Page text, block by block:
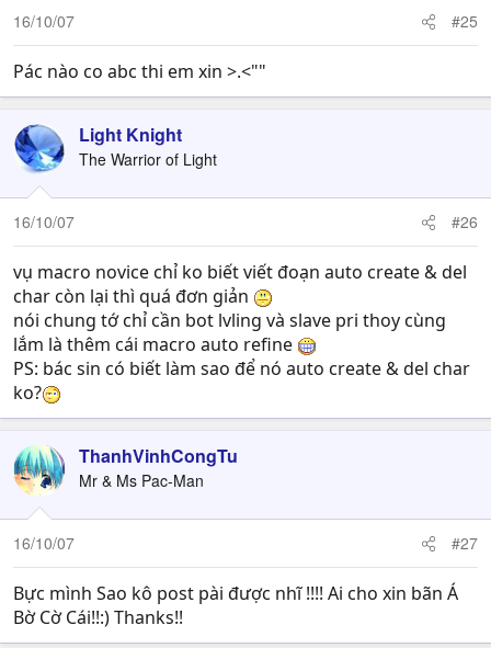
16/10/07 #25
Pác nào co abc thi em xin >.<""
Light Knight
The Warrior of Light
16/10/07 #26
vụ macro novice chỉ ko biết viết đoạn auto create & del
char còn lại thì quá đơn giản
nói chung tớ chỉ cần bot lvling và slave pri thoy cùng
lắm là thêm cái macro auto refine
PS: bác sin có biết làm sao để nó auto create & del char
ko?
ThanhVinhCongTu
Mr & Ms Pac-Man
16/10/07 #27
Bực mình Sao kô post pài được nhĩ !!!! Ai cho xin bãn Á
Bờ Cờ Cái!!:) Thanks!!